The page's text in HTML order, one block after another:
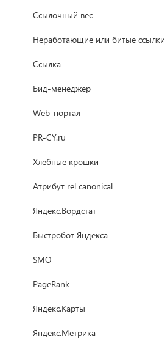
Ссылочный вес
Неработающие или битые ссылки
Ссылка
Бид-менеджер
Web-портал
PR-CY.ru
Хлебные крошки
Атрибут rel canonical
Яндекс.Вордстат
Быстробот Яндекса
SMO
PageRank
Яндекс.Карты
Яндекс.Метрика